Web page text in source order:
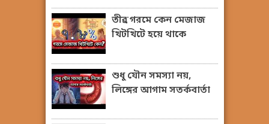
তীব্র গরমে কেন মেজাজ
খিটখিটে হয়ে থাকে
শুধু যৌন সমস্যা নয়,
লিঙ্গের আগাম সতর্কবার্তা